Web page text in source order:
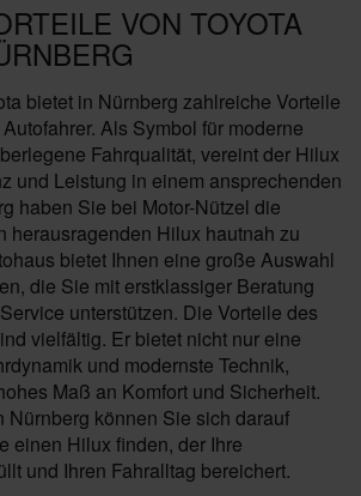
VON TOYOTA
bietet in Nürnberg zahlreiche Vorteile
Als Symbol für moderne
Fahrqualität, vereint der Hilux
und Leistung in einem ansprechenden
haben Sie bei Motor-Nützel die
herausragenden Hilux hautnah zu
bietet Ihnen eine große Auswahl
die Sie mit erstklassiger Beratung
unterstützen. Die Vorteile des
vielfältig. Er bietet nicht nur eine
und modernste Technik,
Maß an Komfort und Sicherheit.
Nürnberg können Sie sich darauf
einen Hilux finden, der Ihre
und Ihren Fahralltag bereichert.